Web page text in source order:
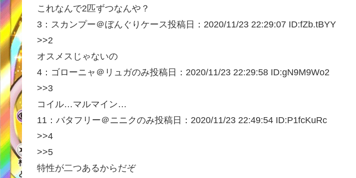
これなんで2匹ずつなんや？
3： スカンプー＠ぼんぐりケース投稿日：2020/11/23 22:29:07 ID:fZb.tBYY
>>2
オスメスじゃないの
4： ゴローニャ＠リュガのみ投稿日：2020/11/23 22:29:58 ID:gN9M9Wo2
>>3
コイル…マルマイン…
11： バタフリー＠ニニクのみ投稿日：2020/11/23 22:49:54 ID:P1fcKuRc
>>4
>>5
特性が二つあるからだぞ